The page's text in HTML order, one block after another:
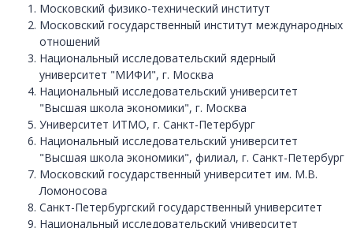
Московский физико-технический институт
Московский государственный институт международных
отношений
Национальный исследовательский ядерный
университет "МИФИ", г. Москва
Национальный исследовательский университет
"Высшая школа экономики", г. Москва
Университет ИТМО, г. Санкт-Петербург
Национальный исследовательский университет
"Высшая школа экономики", филиал, г. Санкт-Петербург
Московский государственный университет им. М.В.
Ломоносова
Санкт-Петербургский государственный университет
Национальный исследовательский университет